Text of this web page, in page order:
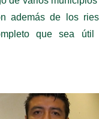
de los
que sea